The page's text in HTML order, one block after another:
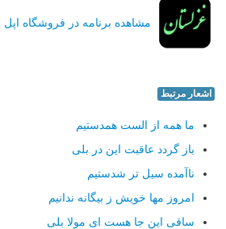
مشاهده برنامه در فروشگاه اپل
اشعار مرتبط
ما همه از الست همدستیم
باز گردد عاقبت این در بلی
ناآمده سیل تر شدستیم
امروز مها خویش ز بیگانه ندانیم
ساقی این جا هست ای مولا بلی